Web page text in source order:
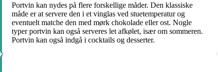
Portvin kan nydes på flere forskellige måder. Den klassiske
måde er at servere den i et vinglas ved stuetemperatur og
eventuelt matche den med mørk chokolade eller ost. Nogle
typer portvin kan også serveres let afkølet, især om sommeren.
Portvin kan også indgå i cocktails og desserter.